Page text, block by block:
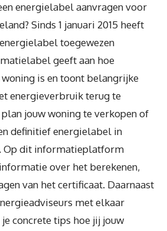
energielabel aanvragen voor
Sinds 1 januari 2015 heeft
toegewezen
geeft aan hoe
is en toont belangrijke
energieverbruik terug te
plan jouw woning te verkopen of
definitief energielabel in
Op dit informatieplatform
over het berekenen,
van het certificaat. Daarnaast
met elkaar
concrete tips hoe jij jouw